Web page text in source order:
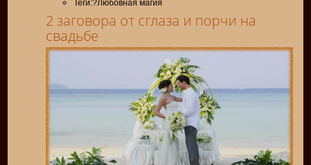
Теги:?Любовная магия
2 заговора от сглаза и порчи на
свадьбе